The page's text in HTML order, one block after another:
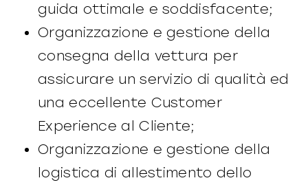
guida ottimale e soddisfacente;
Organizzazione e gestione della
consegna della vettura per
assicurare un servizio di qualità ed
una eccellente Customer
Experience al Cliente;
Organizzazione e gestione della
logistica di allestimento dello